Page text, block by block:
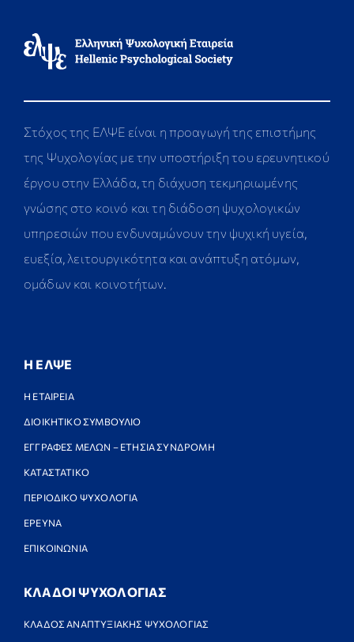
Στόχος της ΕΛΨΕ είναι η προαγωγή της επιστήμης
της Ψυχολογίας με την υποστήριξη του ερευνητικού
έργου στην Ελλάδα, τη διάχυση τεκμηριωμένης
γνώσης στο κοινό και τη διάδοση ψυχολογικών
υπηρεσιών που ενδυναμώνουν την ψυχική υγεία,
ευεξία, λειτουργικότητα και ανάπτυξη ατόμων,
ομάδων και κοινοτήτων.
Η ΕΛΨΕ
Η ΕΤΑΙΡΕΙΑ
ΔΙΟΙΚΗΤΙΚΟ ΣΥΜΒΟΥΛΙΟ
ΕΓΓΡΑΦΕΣ ΜΕΛΩΝ – ΕΤΗΣΙΑ ΣΥΝΔΡΟΜΗ
ΚΑΤΑΣΤΑΤΙΚΟ
ΠΕΡΙΟΔΙΚΟ ΨΥΧΟΛΟΓΙΑ
ΕΡΕΥΝΑ
ΕΠΙΚΟΙΝΩΝΙΑ
ΚΛΑΔΟΙ ΨΥΧΟΛΟΓΙΑΣ
ΚΛΑΔΟΣ ΑΝΑΠΤΥΞΙΑΚΗΣ ΨΥΧΟΛΟΓΙΑΣ